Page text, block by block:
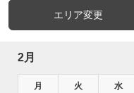
エリア変更
2月
月 火 水